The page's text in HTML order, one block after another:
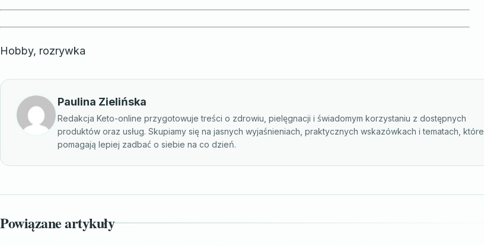
Hobby, rozrywka
Paulina Zielińska
Redakcja Keto-online przygotowuje treści o zdrowiu, pielęgnacji i świadomym korzystaniu z dostępnych
produktów oraz usług. Skupiamy się na jasnych wyjaśnieniach, praktycznych wskazówkach i tematach, które
pomagają lepiej zadbać o siebie na co dzień.
Powiązane artykuły